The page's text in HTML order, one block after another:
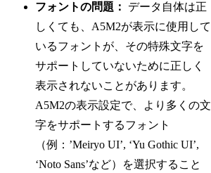
フォントの問題：
データ自体は正
しくても、A5M2が表示に使用して
いるフォントが、その特殊文字を
サポートしていないために正しく
表示されないことがあります。
A5M2の表示設定で、より多くの文
字をサポートするフォント
（例：’Meiryo UI’, ‘Yu Gothic UI’,
‘Noto Sans’など）を選択すること